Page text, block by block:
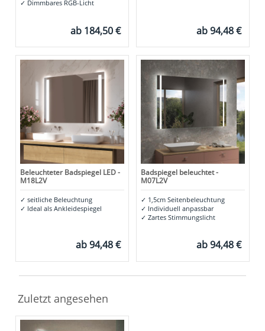
✓ Dimmbares RGB-Licht
ab 184,50 € ab94,48 €
Beleuchteter Badspiegel LED -
M18L2V
✓ seitliche Beleuchtung
✓ Ideal als Ankleidespiegel
ab94,48 €
Badspiegel beleuchtet -
M07L2V
✓ 1,5cm Seitenbeleuchtung
✓ Individuell anpassbar
✓ Zartes Stimmungslicht
ab94,48 €
Zuletzt angesehen